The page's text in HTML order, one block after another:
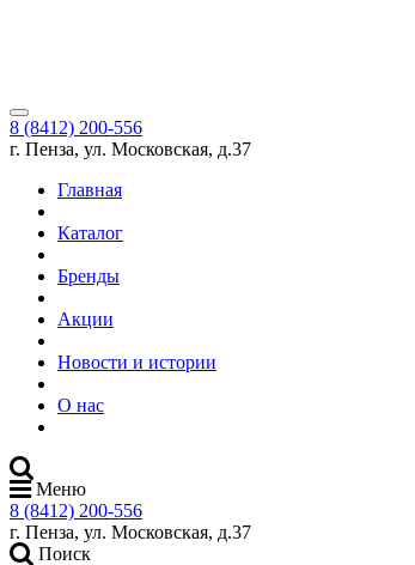
8 (8412) 200-556
г. Пенза, ул. Московская, д.37
Главная
Каталог
Бренды
Акции
Новости и истории
О нас
Меню
8 (8412) 200-556
г. Пенза, ул. Московская, д.37
Поиск